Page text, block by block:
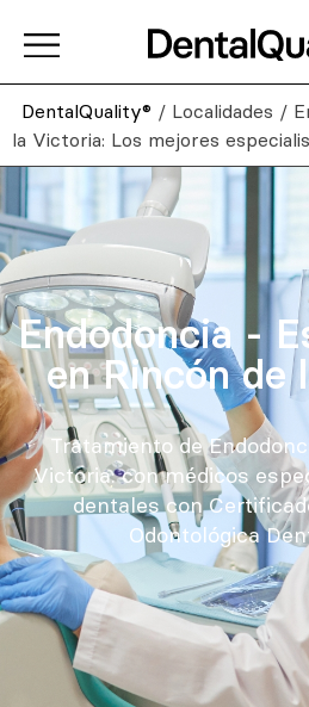
DentalQuality® / Localidades /
la Victoria: Los mejores
Endodoncia -
en Rincón de
Tratamiento de
Victoria: con médicos
dentales con
Odontológica